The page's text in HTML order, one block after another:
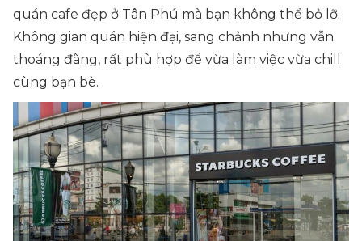
quán cafe đẹp ở Tân Phú mà bạn không thể bỏ lỡ.
Không gian quán hiện đại, sang chảnh nhưng vẫn
thoáng đãng, rất phù hợp để vừa làm việc vừa chill
cùng bạn bè.